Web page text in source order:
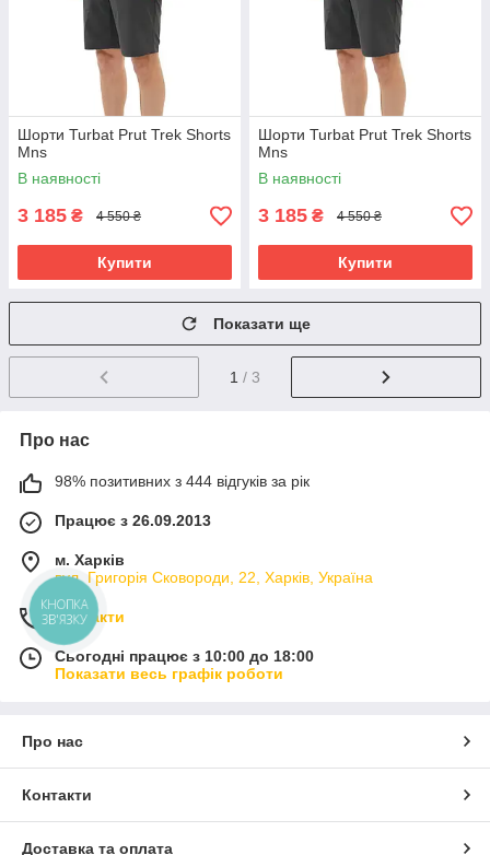
Шорти Turbat Prut Trek Shorts
Mns
В наявності
3 185 ₴ 4 550 ₴
Купити
Шорти Turbat Prut Trek Shorts
Mns
В наявності
3 185 ₴ 4 550 ₴
Купити
Показати ще
1 / 3
Про нас
98% позитивних з 444 відгуків за рік
Працює з 26.09.2013
м. Харків
вул. Григорія Сковороди, 22, Харків, Україна
Контакти
Сьогодні працює з 10:00 до 18:00
Показати весь графік роботи
Про нас
Контакти
Доставка та оплата
КНОПКА
ЗВ'ЯЗКУ